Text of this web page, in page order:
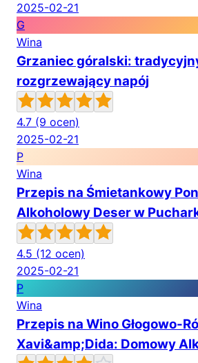
2025-02-21
G
Wina
Grzaniec góralski:
rozgrzewający napój
4.7 (9 ocen)
2025-02-21
P
Wina
Przepis na Śmietankowy
Alkoholowy Deser w
4.5 (12 ocen)
2025-02-21
P
Wina
Przepis na Wino Głogowo-
Xavi&amp;Dida: Domowy